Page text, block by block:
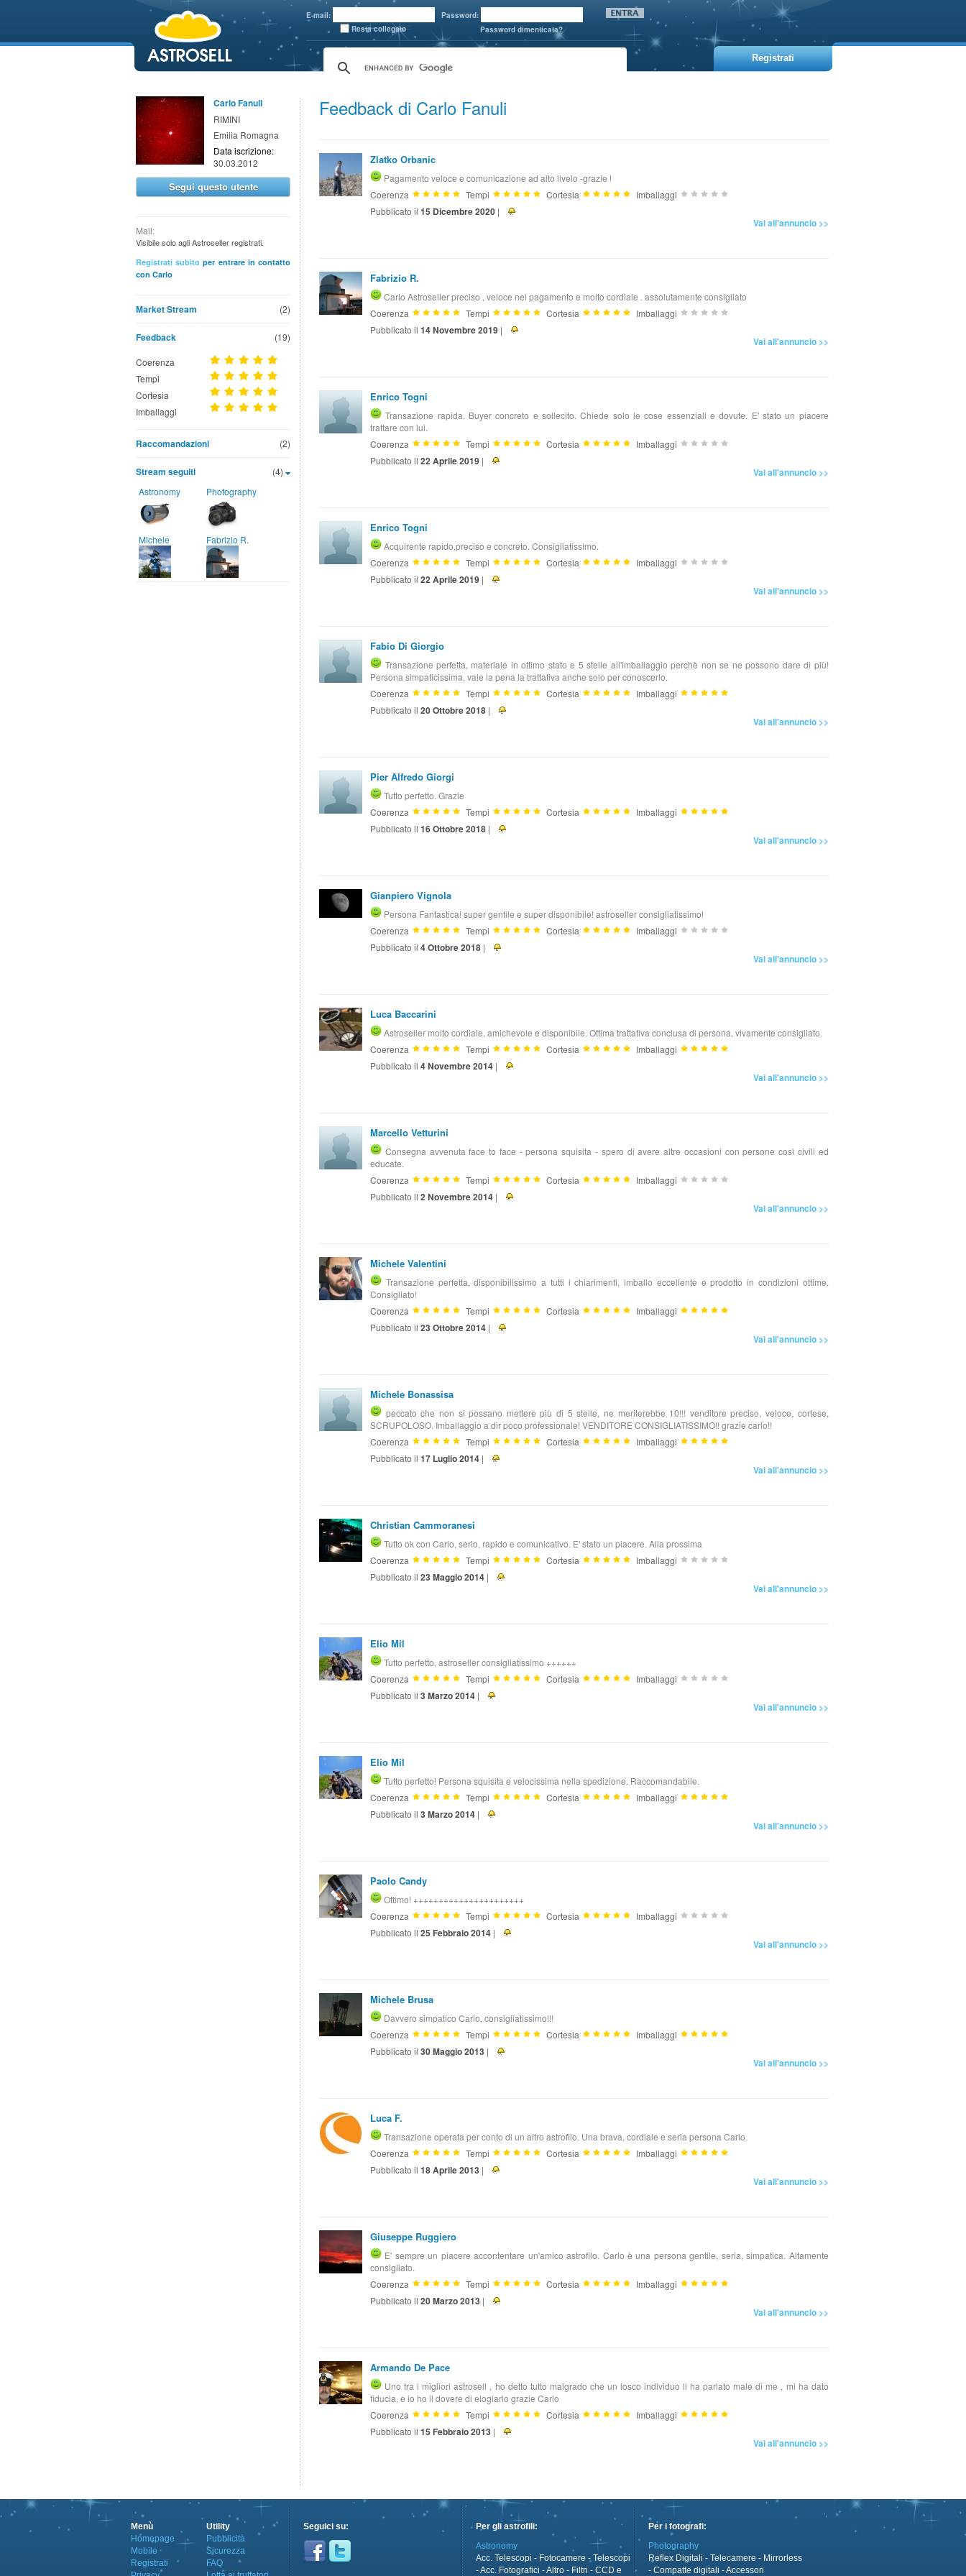
E-mail:
Password:
Resta collegato
Password dimenticata?
Registrati
Carlo Fanuli
RIMINI
Emilia Romagna
Data iscrizione:
30.03.2012
Segui questo utente
Mail:
Visibile solo agli Astroseller registrati.
Registrati subito per entrare in contatto
con Carlo
(2)
Market Stream
Feedback (19)
Coerenza
Tempi
Cortesia
Imballaggi
(2)
Raccomandazioni
(4)
Stream seguiti
Astronomy Photography
Michele Fabrizio R.
Feedback di Carlo Fanuli
Zlatko Orbanic
Pagamento veloce e comunicazione ad alto livelo -grazie !
Coerenza
Tempi Cortesia
Imballaggi
Pubblicato il15 Dicembre 2020 |
Vai all'annuncio >>
Fabrizio R.
Carlo Astroseller preciso , veloce nel pagamento e molto cordiale . assolutamente consigliato
Coerenza
Tempi Cortesia
Imballaggi
Pubblicato il14 Novembre 2019 |
Vai all'annuncio >>
Enrico Togni
Transazione rapida. Buyer concreto e sollecito. Chiede solo le cose essenziali e dovute. E' stato un piacere
trattare con lui.
Coerenza
Tempi Cortesia
Imballaggi
Pubblicato il22 Aprile 2019 |
Vai all'annuncio >>
Enrico Togni
Acquirente rapido,preciso e concreto. Consigliatissimo.
Coerenza
Tempi Cortesia
Imballaggi
Pubblicato il22 Aprile 2019 |
Vai all'annuncio >>
Fabio Di Giorgio
Transazione perfetta, materiale in ottimo stato e 5 stelle all'imballaggio perchè non se ne possono dare di più!
Persona simpaticissima, vale la pena la trattativa anche solo per conoscerlo.
Coerenza
Tempi Cortesia
Imballaggi
Pubblicato il20 Ottobre 2018 |
Vai all'annuncio >>
Pier Alfredo Giorgi
Tutto perfetto. Grazie
Coerenza
Tempi Cortesia
Imballaggi
Pubblicato il16 Ottobre 2018 |
Vai all'annuncio >>
Gianpiero Vignola
Persona Fantastica! super gentile e super disponibile! astroseller consigliatissimo!
Coerenza
Tempi Cortesia
Imballaggi
Pubblicato il4 Ottobre 2018 |
Vai all'annuncio >>
Luca Baccarini
Astroseller molto cordiale, amichevole e disponibile. Ottima trattativa conclusa di persona, vivamente consigliato.
Coerenza
Tempi Cortesia
Imballaggi
Pubblicato il4 Novembre 2014 |
Vai all'annuncio >>
Marcello Vetturini
Consegna avvenuta face to face - persona squisita - spero di avere altre occasioni con persone così civili ed
educate.
Coerenza
Tempi Cortesia
Imballaggi
Pubblicato il2 Novembre 2014 |
Vai all'annuncio >>
Michele Valentini
Transazione perfetta, disponibilissimo a tutti i chiarimenti, imballo eccellente e prodotto in condizioni ottime.
Consigliato!
Coerenza
Tempi Cortesia
Imballaggi
Pubblicato il23 Ottobre 2014 |
Vai all'annuncio >>
Michele Bonassisa
peccato che non si possano mettere più di 5 stelle, ne meriterebbe 10!!! venditore preciso, veloce, cortese,
SCRUPOLOSO. Imballaggio a dir poco professionale! VENDITORE CONSIGLIATISSIMO!! grazie carlo!!
Coerenza
Tempi Cortesia
Imballaggi
Pubblicato il17 Luglio 2014 |
Vai all'annuncio >>
Christian Cammoranesi
Tutto ok con Carlo, serio, rapido e comunicativo. E' stato un piacere. Alla prossima
Coerenza
Tempi Cortesia
Imballaggi
Pubblicato il23 Maggio 2014 |
Vai all'annuncio >>
Elio Mil
Tutto perfetto, astroseller consigliatissimo ++++++
Coerenza
Tempi Cortesia
Imballaggi
Pubblicato il3 Marzo 2014 |
Vai all'annuncio >>
Elio Mil
Tutto perfetto! Persona squisita e velocissima nella spedizione. Raccomandabile.
Coerenza
Tempi Cortesia
Imballaggi
Pubblicato il3 Marzo 2014 |
Vai all'annuncio >>
Paolo Candy
Ottimo! ++++++++++++++++++++++
Coerenza
Tempi Cortesia
Imballaggi
Pubblicato il25 Febbraio 2014 |
Vai all'annuncio >>
Michele Brusa
Davvero simpatico Carlo, consigliatissimo!!!
Coerenza
Tempi Cortesia
Imballaggi
Pubblicato il30 Maggio 2013 |
Vai all'annuncio >>
Luca F.
Transazione operata per conto di un altro astrofilo. Una brava, cordiale e seria persona Carlo.
Coerenza
Tempi Cortesia
Imballaggi
Pubblicato il18 Aprile 2013 |
Vai all'annuncio >>
Giuseppe Ruggiero
E' sempre un piacere accontentare un'amico astrofilo. Carlo è una persona gentile, seria, simpatica. Altamente
consigliato.
Coerenza
Tempi Cortesia
Imballaggi
Pubblicato il20 Marzo 2013 |
Vai all'annuncio >>
Armando De Pace
Uno tra i migliori astrosell , ho detto tutto malgrado che un losco individuo li ha parlato male di me , mi ha dato
fiducia, e io ho il dovere di elogiarlo grazie Carlo
Coerenza
Tempi Cortesia
Imballaggi
Pubblicato il15 Febbraio 2013 |
Vai all'annuncio >>
Menù
Homepage
Mobile
Registrati
Utility
Pubblicità
Sicurezza
FAQ
Seguici su:
Per gli astrofili:
Astronomy
Acc. Telescopi - Fotocamere -Telescopi
-Acc. Fotografici -Altro - Filtri - CCD e
Per i fotografi:
Photography
Reflex Digitali - Telecamere - Mirrorless
- Compatte digitali -Accessori